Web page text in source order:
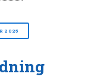
2025